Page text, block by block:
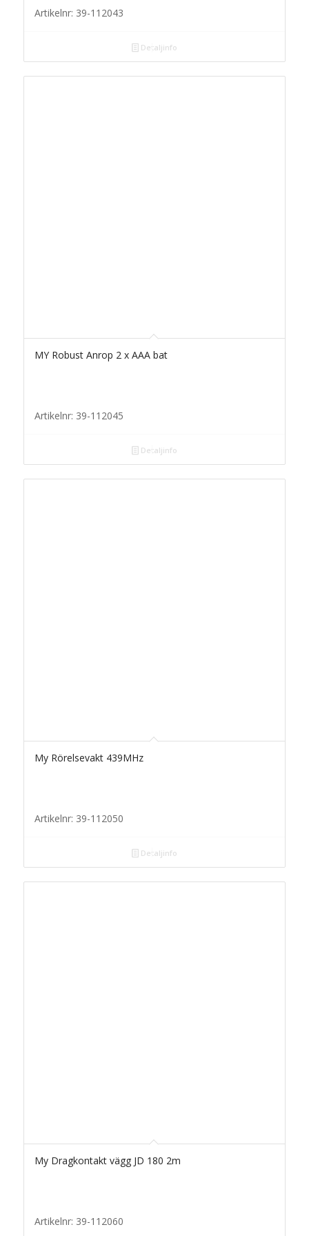
Artikelnr: 39-112043
Detaljinfo
MY Robust Anrop 2 x AAA bat
Artikelnr: 39-112045
Detaljinfo
My Rörelsevakt 439MHz
Artikelnr: 39-112050
Detaljinfo
My Dragkontakt vägg JD 180 2m
Artikelnr: 39-112060